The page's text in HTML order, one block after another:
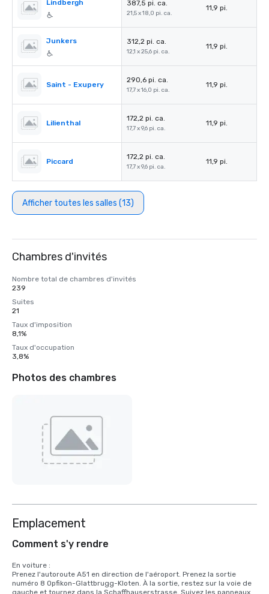
Lindbergh 387,5 pi. ca.
21,5 x 18,0 pi. ca.
11,9 pi.
Junkers 312,2 pi. ca.
12,1 x 25,6 pi. ca.
11,9 pi.
Saint - Exupery
290,6 pi. ca.
17,7 x 16,0 pi. ca.
11,9 pi.
Lilienthal
172,2 pi. ca.
17,7 x 9,6 pi. ca.
11,9 pi.
Piccard
172,2 pi. ca.
17,7 x 9,6 pi. ca.
11,9 pi.
Afficher toutes les salles (13)
Chambres d'invités
Nombre total de chambres d'invités
239
Suites
21
Taux d'imposition
8,1%
Taux d'occupation
3,8%
Photos des chambres
Emplacement
Comment s'y rendre
En voiture :
Prenez l'autoroute A51 en direction de l'aéroport. Prenez la sortie
numéro 8 Opfikon-Glattbrugg-Kloten. À la sortie, restez sur la voie de